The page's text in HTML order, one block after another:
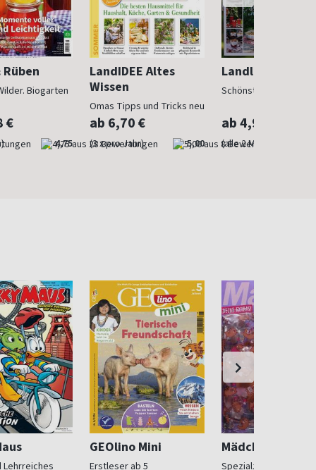
Biogarten
€
4,75
LandIDEE Altes
Wissen
Omas Tipps und Tricks neu
entdeckt
ab 6,70 €
(3 x pro Jahr) 5,00
Landlust
Schönstes Landleben
ab 4,97 €
(alle 2 Monate)
Lehrreiches
GEOlino Mini
Erstleser ab 5
Mädchen
Spezialzeitschrift für